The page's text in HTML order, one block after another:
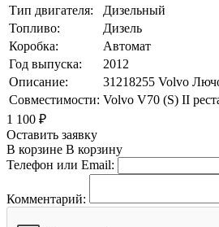
Тип двигателя:
Дизельный
Топливо:
Дизель
Коробка:
Автомат
Год выпуска:
2012
Описание:
31218255 Volvo
Совместимости: Volvo V70 (S) II
1 100 ₽
Оставить заявку
В корзине В корзину
Телефон или Email:
Комментарий: